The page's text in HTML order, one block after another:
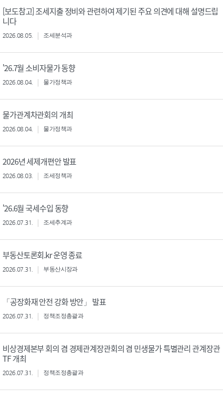
[보도참고] 조세지출 정비와 관련하여 제기된 주요 의견에 대해 설명드립
니다
2026.08.05. 조세분석과
'26.7월 소비자물가 동향
2026.08.04. 물가정책과
물가관계차관회의 개최
2026.08.04. 물가정책과
2026년 세제개편안 발표
2026.08.03. 조세정책과
'26.6월 국세수입 동향
2026.07.31. 조세추계과
부동산토론회.kr 운영 종료
2026.07.31. 부동산시장과
「공장화재 안전 강화 방안」 발표
2026.07.31. 정책조정총괄과
비상경제본부 회의 겸 경제관계장관회의 겸 민생물가 특별관리 관계장관
TF 개최
2026.07.31. 정책조정총괄과